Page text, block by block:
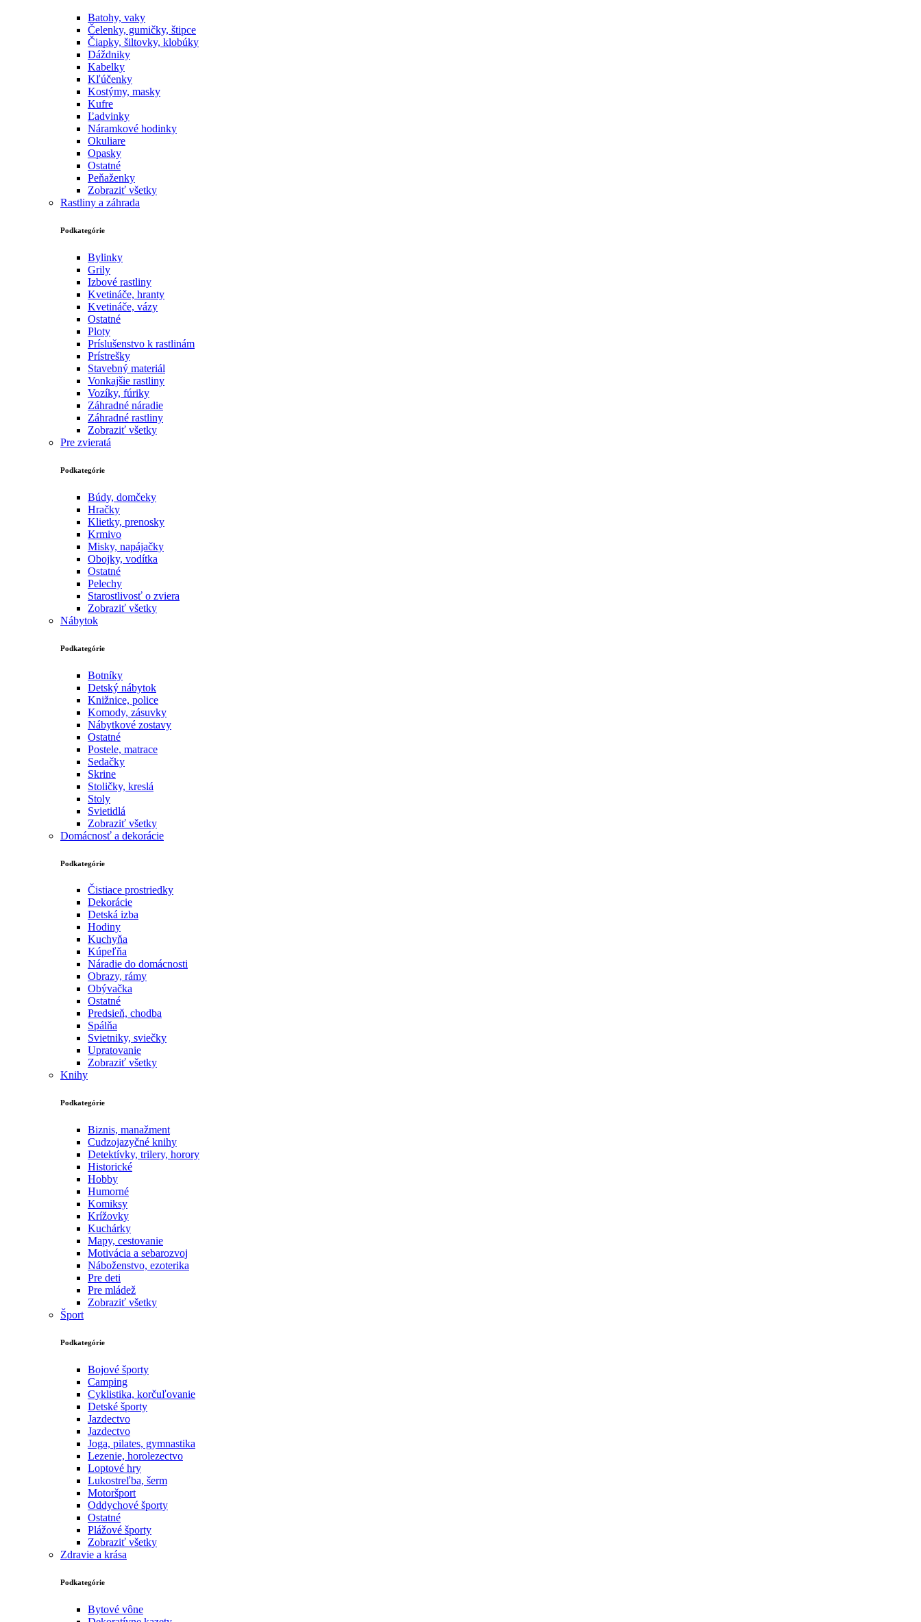
Batohy, vaky
Čelenky, gumičky, štipce
Čiapky, šiltovky, klobúky
Dáždniky
Kabelky
Kľúčenky
Kostýmy, masky
Kufre
Ľadvinky
Náramkové hodinky
Okuliare
Opasky
Ostatné
Peňaženky
Zobraziť všetky
Rastliny a záhrada
Podkategórie
Bylinky
Grily
Izbové rastliny
Kvetináče, hranty
Kvetináče, vázy
Ostatné
Ploty
Príslušenstvo k rastlinám
Prístrešky
Stavebný materiál
Vonkajšie rastliny
Vozíky, fúriky
Záhradné náradie
Záhradné rastliny
Zobraziť všetky
Pre zvieratá
Podkategórie
Búdy, domčeky
Hračky
Klietky, prenosky
Krmivo
Misky, napájačky
Obojky, vodítka
Ostatné
Pelechy
Starostlivosť o zviera
Zobraziť všetky
Nábytok
Podkategórie
Botníky
Detský nábytok
Knižnice, police
Komody, zásuvky
Nábytkové zostavy
Ostatné
Postele, matrace
Sedačky
Skrine
Stoličky, kreslá
Stoly
Svietidlá
Zobraziť všetky
Domácnosť a dekorácie
Podkategórie
Čistiace prostriedky
Dekorácie
Detská izba
Hodiny
Kuchyňa
Kúpeľňa
Náradie do domácnosti
Obrazy, rámy
Obývačka
Ostatné
Predsieň, chodba
Spálňa
Svietniky, sviečky
Upratovanie
Zobraziť všetky
Knihy
Podkategórie
Biznis, manažment
Cudzojazyčné knihy
Detektívky, trilery, horory
Historické
Hobby
Humorné
Komiksy
Krížovky
Kuchárky
Mapy, cestovanie
Motivácia a sebarozvoj
Náboženstvo, ezoterika
Pre deti
Pre mládež
Zobraziť všetky
Šport
Podkategórie
Bojové športy
Camping
Cyklistika, korčuľovanie
Detské športy
Jazdectvo
Jazdectvo
Joga, pilates, gymnastika
Lezenie, horolezectvo
Loptové hry
Lukostreľba, šerm
Motoršport‎
Oddychové športy
Ostatné
Plážové športy
Zobraziť všetky
Zdravie a krása
Podkategórie
Bytové vône